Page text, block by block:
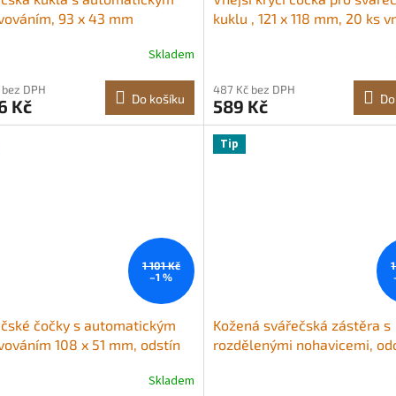
93 x 43 mm
svářečská maska, 2 senzory
stupeň krytí 4/9-13 pro
TIG MIG ARC a broušení -
(matná černá)
Skladem
DPH
Kč Do košíku
kuklu , 121 x 118 mm, 20 ks
automaticky zatemňovacími
svářečskými kuklami řady
CRIUS/METIS
487 Kč bez DPH
589 Kč
1 101 Kč
–1 %
čočky s automatickým
108 x 51 mm, odstín
senzory, kompatibilní
Skladem
Tip
Kožená svářečská zástěra s
rozdělenými nohavicemi,
kalhoty pro muže a ženy,